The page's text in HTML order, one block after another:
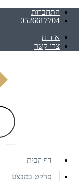
התחברות
0526617704
אודות
צרו קשר
דף הבית
פרקט במבצע